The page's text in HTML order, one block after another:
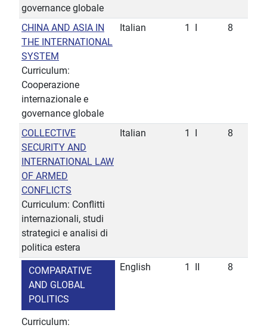
governance globale
CHINA AND ASIA IN
THE INTERNATIONAL
SYSTEM
Curriculum:
Cooperazione
internazionale e
governance globale
Italian 1 8
COLLECTIVE
SECURITY AND
INTERNATIONAL LAW
OF ARMED
CONFLICTS
Curriculum: Conflitti
internazionali, studi
strategici e analisi di
politica estera
Italian 1 8
COMPARATIVE
AND GLOBAL
POLITICS
Curriculum:
English 1 8